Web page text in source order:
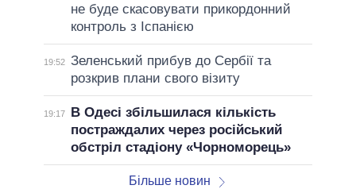
не буде скасовувати прикордонний
контроль з Іспанією
19:52 Зеленський прибув до Сербії та
розкрив плани свого візиту
19:17
В Одесі збільшилася кількість
постраждалих через російський
обстріл стадіону «Чорноморець»
Більше новин